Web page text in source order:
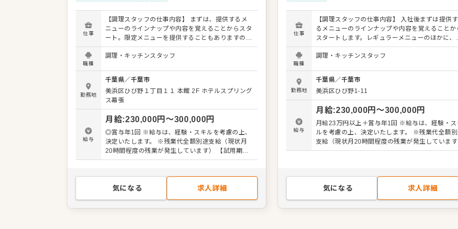
仕事
【調理スタッフの仕事内容】 まずは、提供するメ
ニューのラインナップや内容を覚えることからスタ
ート。限定メニューを提供することもありますの
で、日々の調理業務に加え、さまざまなスキルを活
かしたり、習得できたりもします。 メニューの提案
も大歓迎です。 【具体的には…】 ・仕込みから盛
り付けまでの調理全般 ・仕入れや在庫管理などキ
ッチンの管理業務 ・まかないづくり ・後輩スタッ
フやアルバイトスタッフの教育 ・洗浄や清掃など
衛生管理 ・料理長の補助 ・新メニュー提案 など 入
社後はスキルに合わせた業務からお任せしますの
で、徐々に仕事の幅を広げていきましょう。成長を
しっかりサポートしますので、経験に関わらず安心
職種
調理・キッチンスタッフ
勤務地
千葉県／千葉市
美浜区ひび野１丁目１１ 本館 2F ホテルスプリング
ス幕張
給与
月給:230,000円〜300,000円
◎賞与年1回 ※給与は、経験・スキルを考慮の上、
決定いたします。 ※残業代全額別途支給（現状月
20時間程度の残業が発生しています） 【試用期
間】3ヶ月（条件・待遇変更なし） 残業代全額別途
気になる 求人詳細
仕事
【調理スタッフの仕事内容】 入社後まずは提供す
るメニューのラインナップや内容を覚えることか
スタートします。レギュラーメニューのほかに、
節の旬を使った限定メニューを提供することもあ
ますので、これまでの調理経験に加え、さまざま
まれる新作を期待しています。よりよいお店づく
のためのオペレーション改善や構築についてのア
デアも大歓迎です。 【具体的には…】 ・仕込みや
盛り付けなどカンタンな調理からスタート ・全体
の流れを学んで調理全般を担当 ・仕入れや在庫管
理などキッチンの管理業務 ・まかないづくり ・
輩スタッフやアルバイトスタッフの教育 ・料理長
長をサポートしますので、経験が浅い方も安心し
スタートできる環境です。 ゆくゆくは、料理長や
SVといった本部職への昇格をめざせます。 詳細は
職種
調理・キッチンスタッフ
勤務地
千葉県／千葉市
美浜区ひび野1-11
給与
月給:230,000円〜300,000円
月給23万円以上＋賞与年1回 ※給与は、経験・スキ
ルを考慮の上、決定いたします。 ※残業代全額
支給（現状月20時間程度の残業が発生しています
【試用期間】3ヶ月（条件・待遇変更なし）
気になる 求人詳細